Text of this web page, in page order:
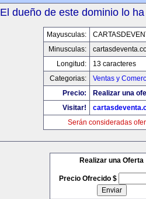
El dueño de este dominio lo
Mayusculas:
Minusculas:
Longitud:
13 caracteres
Categorias:
Ventas y
Precio:
Realizar una
Visitar!
Serán consideradas
Realizar una Oferta
Precio Ofrecido $